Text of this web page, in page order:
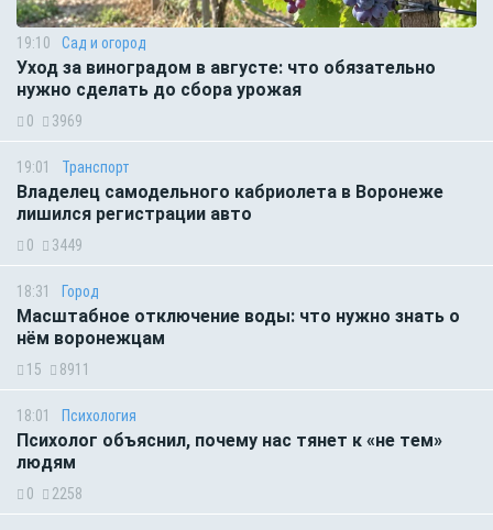
19:10 Сад и огород
Уход за виноградом в августе: что обязательно
нужно сделать до сбора урожая
0 3969
19:01 Транспорт
Владелец самодельного кабриолета в Воронеже
лишился регистрации авто
0 3449
18:31 Город
Масштабное отключение воды: что нужно знать о
нём воронежцам
15 8911
18:01 Психология
Психолог объяснил, почему нас тянет к «не тем»
людям
0 2258